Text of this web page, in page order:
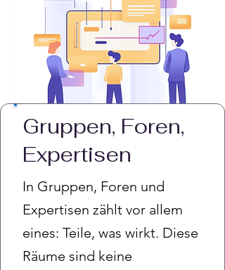
Gruppen, Foren,
Expertisen
In Gruppen, Foren und
Expertisen zählt vor allem
eines: Teile, was wirkt. Diese
Räume sind keine